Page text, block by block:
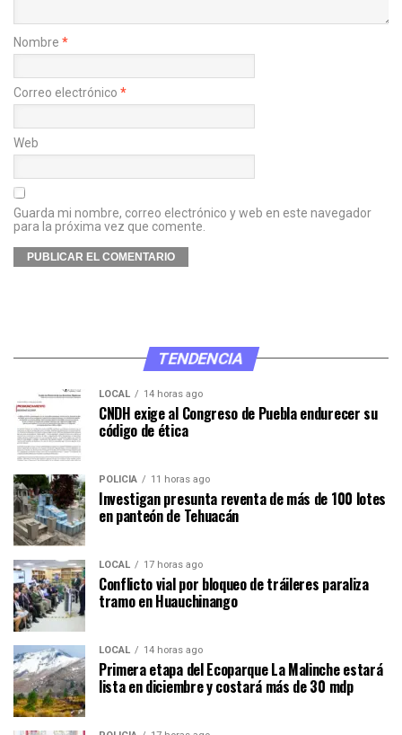
Nombre *
Correo electrónico *
Web
Guarda mi nombre, correo electrónico y web en este navegador
para la próxima vez que comente.
TENDENCIA
LOCAL 14 horas ago
CNDH exige al Congreso de Puebla endurecer su
código de ética
POLICÍA 11 horas ago
Investigan presunta reventa de más de 100 lotes
en panteón de Tehuacán
LOCAL 17 horas ago
Conflicto vial por bloqueo de tráileres paraliza
tramo en Huauchinango
LOCAL 14 horas ago
Primera etapa del Ecoparque La Malinche estará
lista en diciembre y costará más de 30 mdp